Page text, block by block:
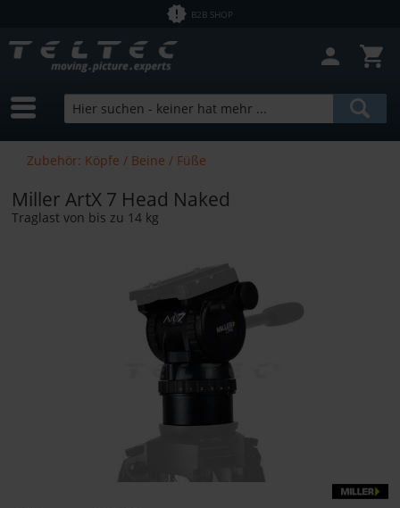
B2B SHOP
Zubehör: Köpfe / Beine / Füße
Miller ArtX 7 Head Naked
Traglast von bis zu 14 kg